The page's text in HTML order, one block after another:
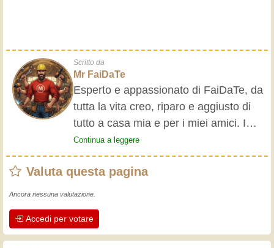
Scritto da
Mr FaiDaTe
Esperto e appassionato di FaiDaTe, da
tutta la vita creo, riparo e aggiusto di
tutto a casa mia e per i miei amici. I
nonni mi hanno insegnato i primi
rudimenti, fin da piccolo e da allora ho
fatto un sacco di esperienze.
L'esperienza insegna! Tiene attivi e
artigiani professionisti mettono nel loro
lavoro. Impariamo insieme, ogni giorno
Continua a leggere
Valuta questa pagina
Ancora nessuna valutazione.
Accedi per votare